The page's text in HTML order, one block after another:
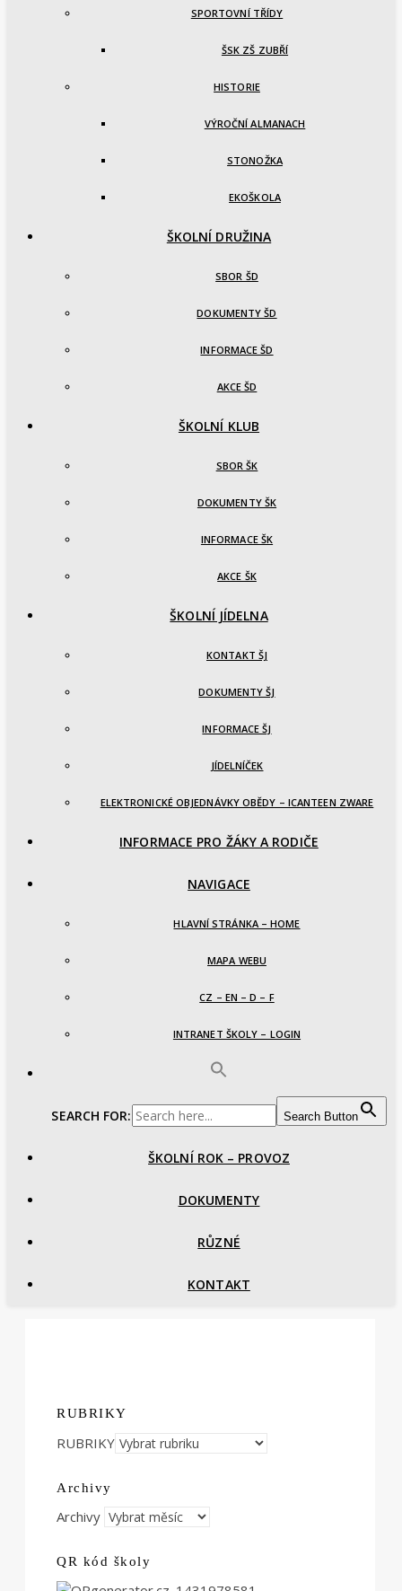
SPORTOVNÍ TŘÍDY
ŠSK ZŠ ZUBŘÍ
HISTORIE
VÝROČNÍ ALMANACH
STONOŽKA
EKOŠKOLA
ŠKOLNÍ DRUŽINA
SBOR ŠD
DOKUMENTY ŠD
INFORMACE ŠD
AKCE ŠD
ŠKOLNÍ KLUB
SBOR ŠK
DOKUMENTY ŠK
INFORMACE ŠK
AKCE ŠK
ŠKOLNÍ JÍDELNA
KONTAKT ŠJ
DOKUMENTY ŠJ
INFORMACE ŠJ
JÍDELNÍČEK
ELEKTRONICKÉ OBJEDNÁVKY OBĚDY – ICANTEEN ZWARE
INFORMACE PRO ŽÁKY A RODIČE
NAVIGACE
HLAVNÍ STRÁNKA – HOME
MAPA WEBU
CZ – EN – D – F
INTRANET ŠKOLY – LOGIN
SEARCH FOR: Search Button
ŠKOLNÍ ROK – PROVOZ
DOKUMENTY
RŮZNÉ
KONTAKT
RUBRIKY
RUBRIKY
Archivy
Archivy
QR kód školy